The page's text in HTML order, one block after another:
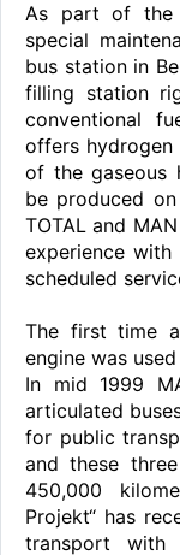
As part of the
special
bus station in
filling station
conventional
offers hydrogen
of the gaseous
be produced
TOTAL and
experience
scheduled
The first time
engine was
In mid 1999
articulated
for public
and these
450,000
Projekt“ has
transport with